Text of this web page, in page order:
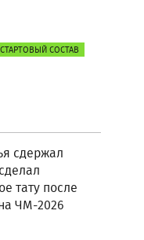
СТАРТОВЫЙ СОСТАВ
сдержал
тату после
ЧМ-2026